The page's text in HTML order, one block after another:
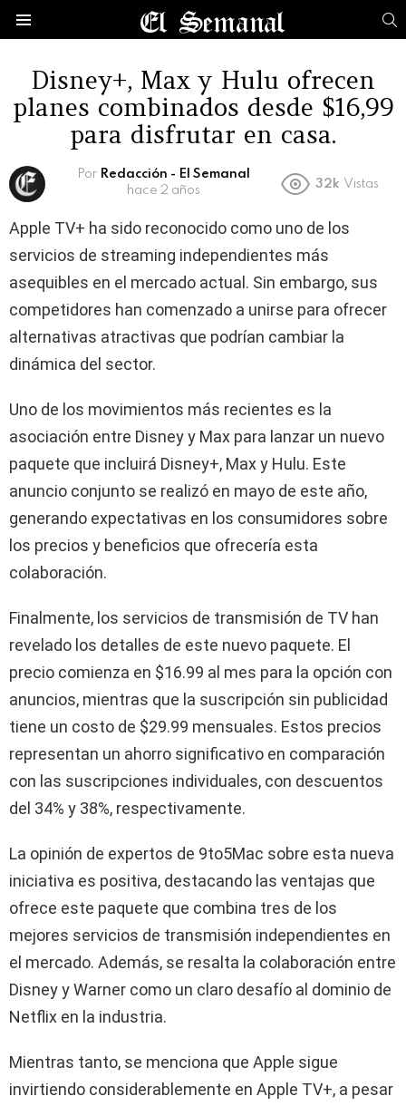
Disney+, Max y Hulu ofrecen
planes combinados desde $16,99
para disfrutar en casa.
Por Redacción - El Semanal
hace 2 años
32k Vistas
Apple TV+ ha sido reconocido como uno de los
servicios de streaming independientes más
asequibles en el mercado actual. Sin embargo, sus
competidores han comenzado a unirse para ofrecer
alternativas atractivas que podrían cambiar la
dinámica del sector.
Uno de los movimientos más recientes es la
asociación entre Disney y Max para lanzar un nuevo
paquete que incluirá Disney+, Max y Hulu. Este
anuncio conjunto se realizó en mayo de este año,
generando expectativas en los consumidores sobre
los precios y beneficios que ofrecería esta
colaboración.
Finalmente, los servicios de transmisión de TV han
revelado los detalles de este nuevo paquete. El
precio comienza en $16.99 al mes para la opción con
anuncios, mientras que la suscripción sin publicidad
tiene un costo de $29.99 mensuales. Estos precios
representan un ahorro significativo en comparación
con las suscripciones individuales, con descuentos
del 34% y 38%, respectivamente.
La opinión de expertos de 9to5Mac sobre esta nueva
iniciativa es positiva, destacando las ventajas que
ofrece este paquete que combina tres de los
mejores servicios de transmisión independientes en
el mercado. Además, se resalta la colaboración entre
Disney y Warner como un claro desafío al dominio de
Netflix en la industria.
Mientras tanto, se menciona que Apple sigue
invirtiendo considerablemente en Apple TV+, a pesar